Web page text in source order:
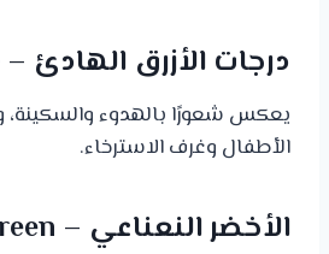
درجات الأزرق الهادئ – Serene Blue
يعكس شعورًا بالهدوء والسكينة،
الأطفال وغرف الاسترخاء.
الأخضر النعناعي – Mint Green